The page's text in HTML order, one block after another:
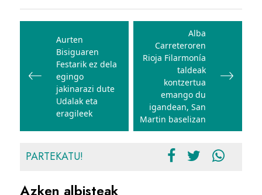
Bidalketetan
zehar
nabigatu
Aurten
Bisiguaren
Festarik ez dela
egingo
jakinarazi dute
Udalak eta
eragileek
Alba
Carreteroren
Rioja Filarmonía
taldeak
kontzertua
emango du
igandean, San
Martin baselizan
PARTEKATU!